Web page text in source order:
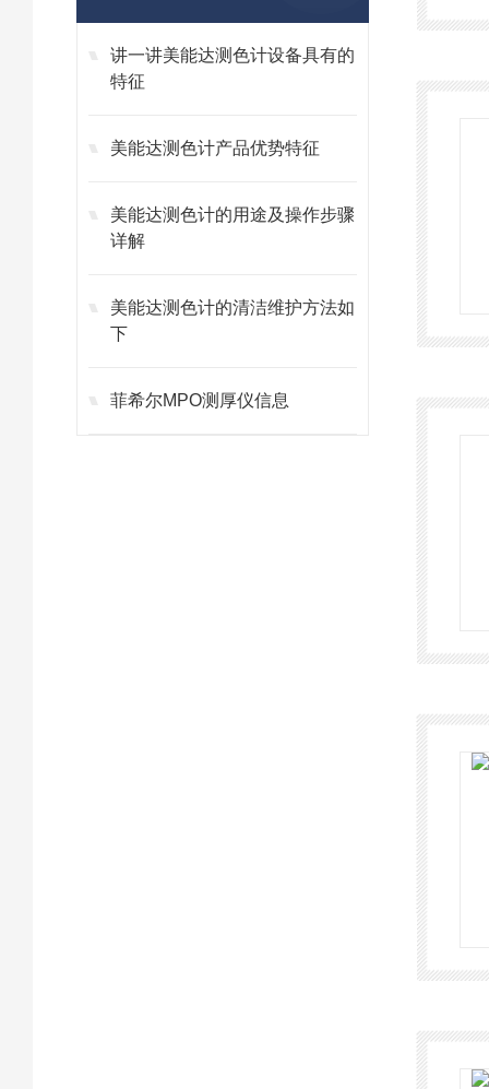
讲一讲美能达测色计设备具有的
特征
美能达测色计产品优势特征
美能达测色计的用途及操作步骤
详解
美能达测色计的清洁维护方法如
下
菲希尔MPO测厚仪信息